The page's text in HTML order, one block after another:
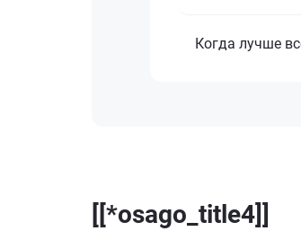
Когда лучше
[[*osago_title4]]